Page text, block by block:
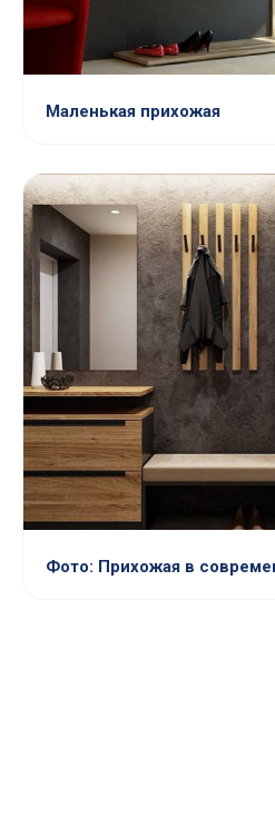
Маленькая прихожая
Фото: Прихожая в